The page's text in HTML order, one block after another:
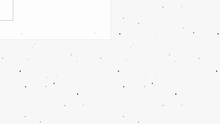
Klein Oßnig vs. SV
Forst II